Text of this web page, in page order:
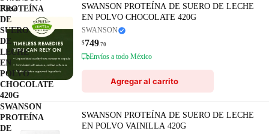
Rosa
PROTEÍNA
DE
SUERO
DE
LECHE
EN
POLVO
CHOCOLATE
420G
SWANSON PROTEÍNA DE SUERO DE LECHE
EN POLVO CHOCOLATE 420G
SWANSON
$749.70
Envíos a todo México
Agregar al carrito
SWANSON
PROTEÍNA
DE
SWANSON PROTEÍNA DE SUERO DE LECHE
EN POLVO VAINILLA 420G